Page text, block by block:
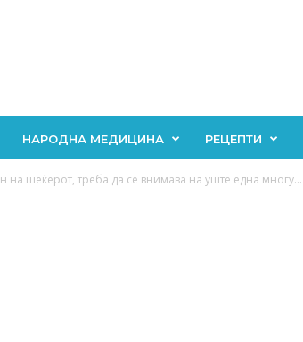
НАРОДНА МЕДИЦИНА РЕЦЕПТИ
на шеќерот, треба да се внимава на уште една многу...